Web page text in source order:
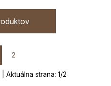
2
| Aktuálna strana: 1/2